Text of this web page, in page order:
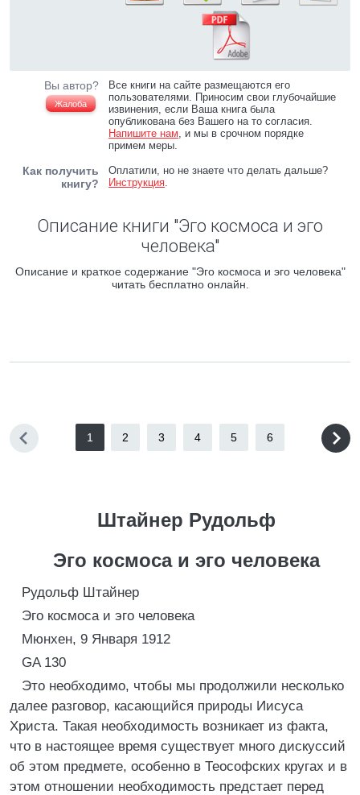
Вы автор?
Жалоба
Все книги на сайте размещаются его
пользователями. Приносим свои глубочайшие
извинения, если Ваша книга была
опубликована без Вашего на то согласия.
Напишите нам, и мы в срочном порядке
примем меры.
Как получить
книгу?
Оплатили, но не знаете что делать дальше?
Инструкция.
Описание книги "Эго космоса и эго
человека"
Описание и краткое содержание "Эго космоса и эго человека"
читать бесплатно онлайн.
1 2 3 4 5 6
Штайнер Рудольф
Эго космоса и эго человека
Рудольф Штайнер
Эго космоса и эго человека
Мюнхен, 9 Января 1912
GA 130
Это необходимо, чтобы мы продолжили несколько
далее разговор, касающийся природы Иисуса
Христа. Такая необходимость возникает из факта,
что в настоящее время существует много дискуссий
об этом предмете, особенно в Теософских кругах и в
этом отношении необходимость предстает перед